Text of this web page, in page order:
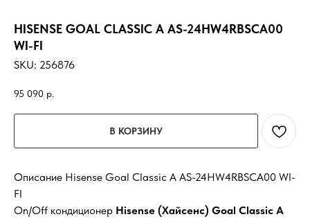
HISENSE GOAL CLASSIC A AS-24HW4RBSCA00
WI-FI
SKU: 256876
95 090 р.
В КОРЗИНУ
Описание Hisense Goal Classic A AS-24HW4RBSCA00 WI-
FI
On/Off кондиционер Hisense (Хайсенс) Goal Classic A